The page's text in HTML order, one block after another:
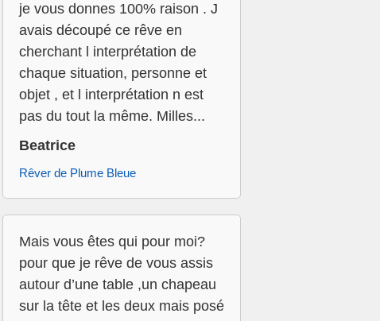
je vous donnes 100% raison . J
avais découpé ce rêve en
cherchant l interprétation de
chaque situation, personne et
objet , et l interprétation n est
pas du tout la même. Milles...
Beatrice
Rêver de Plume Bleue
Mais vous êtes qui pour moi?
pour que je rêve de vous assis
autour d’une table ,un chapeau
sur la tête et les deux mais posé